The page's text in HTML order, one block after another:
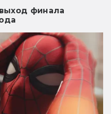
финала